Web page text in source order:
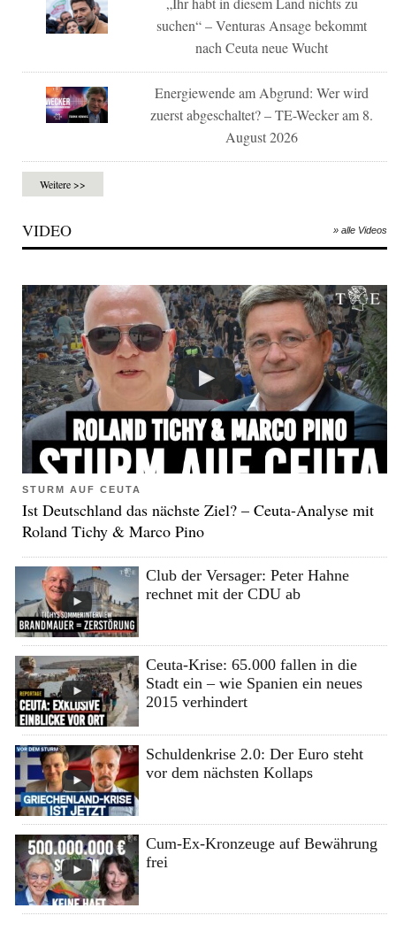
suchen“ – Venturas Ansage bekommt
nach Ceuta neue Wucht
Energiewende am Abgrund: Wer wird
zuerst abgeschaltet? – TE-Wecker am 8.
August 2026
Weitere >>
VIDEO » alle Videos
STURM AUF CEUTA
Ist Deutschland das nächste Ziel? – Ceuta-Analyse mit
Roland Tichy & Marco Pino
Club der Versager: Peter Hahne
rechnet mit der CDU ab
Ceuta-Krise: 65.000 fallen in die
Stadt ein – wie Spanien ein neues
2015 verhindert
Schuldenkrise 2.0: Der Euro steht
vor dem nächsten Kollaps
Cum-Ex-Kronzeuge auf Bewährung
frei